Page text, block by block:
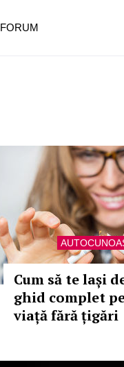
Cum să te lași
ghid complet
viață fără țigări
FORUM